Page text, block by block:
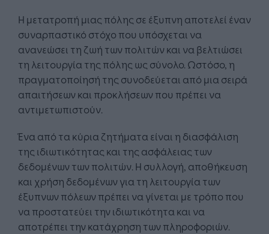
Η μετατροπή μιας πόλης σε έξυπνη αποτελεί έναν
συναρπαστικό στόχο που υπόσχεται να
ανανεώσει τη ζωή των πολιτών και να βελτιώσει
τη λειτουργία της πόλης ως σύνολο. Ωστόσο, η
πραγματοποίησή της συνοδεύεται από μια σειρά
απαιτήσεων και προκλήσεων που πρέπει να
αντιμετωπιστούν.
Ένα από τα κύρια ζητήματα είναι η διασφάλιση
της ιδιωτικότητας και της ασφάλειας των
δεδομένων των πολιτών. Η συλλογή, αποθήκευση
και χρήση δεδομένων για τη λειτουργία των
έξυπνων πόλεων πρέπει να γίνεται με τρόπο που
να προστατεύει την ιδιωτικότητα και να
αποτρέπει την κατάχρηση των πληροφοριών.